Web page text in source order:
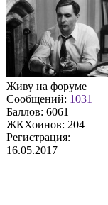
Живу на форуме
Сообщений: 1031
Баллов: 6061
ЖКХоинов: 204
Регистрация:
16.05.2017